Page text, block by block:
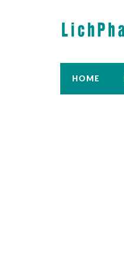
HOME